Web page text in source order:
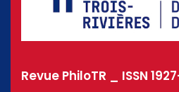
Revue PhiloTR _ ISSN